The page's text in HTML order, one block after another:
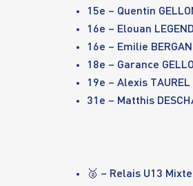
15e – Quentin
16e – Elouan
16e – Emilie
18e – Garance
19e – Alexis TAUREL
31e – Matthis
🥈 – Relais U13 Mixte